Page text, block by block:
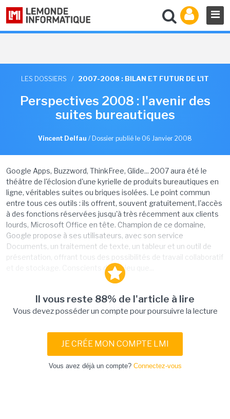
LES DOSSIERS / 2007-2008 : BILAN ET FUTUR DE L'IT
Perspectives 2008 : l'avenir des
suites bureautiques
Vincent Delfau / Dossier publié le 06 Janvier 2008
Google Apps, Buzzword, ThinkFree, Glide... 2007 aura été le
théâtre de l'éclosion d'une kyrielle de produits bureautiques en
ligne, véritables suites ou briques isolées. Le point commun
entre tous ces outils : ils offrent, souvent gratuitement, l'accès
à des fonctions réservées jusqu'à très récemment aux clients
lourds, Microsoft Office en tête. Champion de ce domaine,
Google propose à ses utilisateurs, avec son service
Documents, un traitement de texte, un tableur et un outil de
présentation, offrant tous des possibilités de travail collaboratif
et de stockage. Conscients de l'enjeu que...
Il vous reste 88% de l'article à lire
Vous devez posséder un compte pour poursuivre la lecture
JE CRÉE MON COMPTE LMI
Vous avez déjà un compte? Connectez-vous